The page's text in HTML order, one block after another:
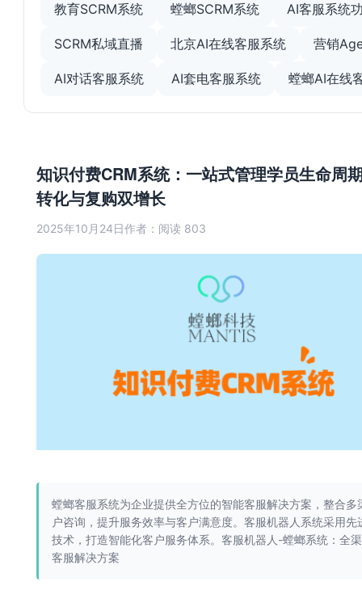
知识付费CRM系统：一站式管理学员生命周
转化与复购双增长
2025年10月24日作者： 阅读 803
螳螂客服系统为企业提供全方位的智能客服解决方案，整合多
户咨询，提升服务效率与客户满意度。客服机器人系统采用先
技术，打造智能化客户服务体系。客服机器人-螳螂系统：全
客服解决方案
教育SCRM系统 螳螂SCRM系统 AI客服系统
SCRM私域直播 北京AI在线客服系统 营销
AI对话客服系统 AI套电客服系统 螳螂AI在线